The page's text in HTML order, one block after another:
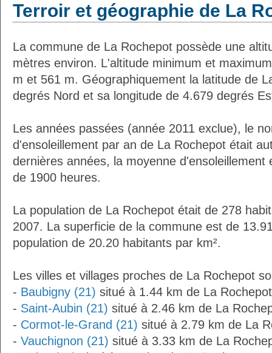
Terroir et géographie de La
La commune de La Rochepot possède une
mètres environ. L'altitude minimum et
m et 561 m. Géographiquement la latitude de
degrés Nord et sa longitude de 4.679 degrés
Les années passées (année 2011 exclue), le
d'ensoleillement par an de La Rochepot était
dernières années, la moyenne d'ensoleillement
de 1900 heures.
La population de La Rochepot était de 278
2007. La superficie de la commune est de
population de 20.20 habitants par km².
Les villes et villages proches de La Rochepot
- Baubigny (21) situé à 1.44 km de La Rochepot
- Saint-Aubin (21) situé à 2.46 km de La
- Cormot-le-Grand (21) situé à 2.79 km de La
- Vauchignon (21) situé à 3.33 km de La